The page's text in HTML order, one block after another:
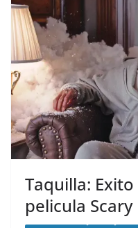
Taquilla:
pelicula